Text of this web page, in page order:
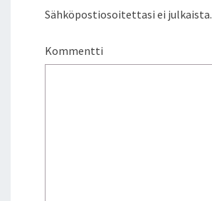
Sähköpostiosoitettasi ei julkaista.
Kommentti